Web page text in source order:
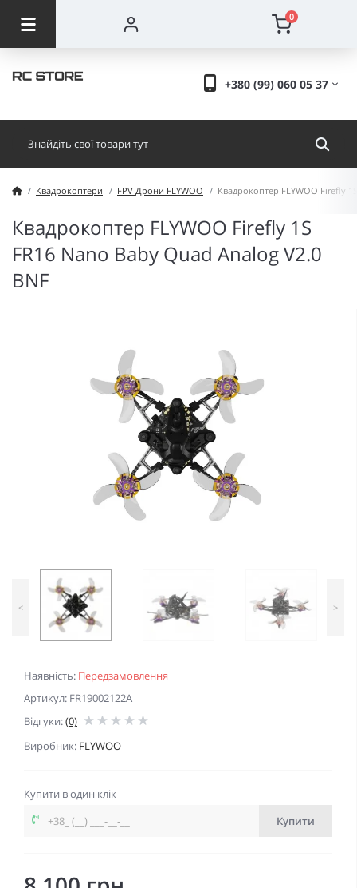
0
+380 (99) 060 05 37
Квадрокоптери FPV Дрони FLYWOO Квадрокоптер FLYWOO Firefly
Квадрокоптер FLYWOO Firefly 1S
FR16 Nano Baby Quad Analog V2.0
BNF
Наявність: Передзамовлення
Артикул: FR19002122A
Відгуки:(0)
Виробник: FLYWOO
< >
Купити в один клік
Купити